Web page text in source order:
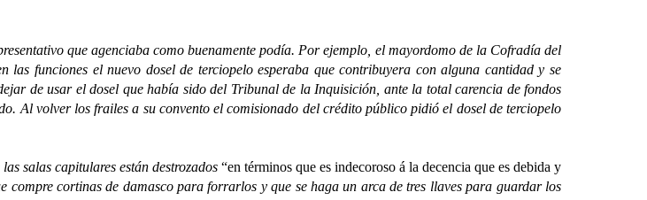
que agenciaba como buenamente podía. Por ejemplo, el mayordomo de la Cofradía del
funciones el nuevo dosel de terciopelo esperaba que contribuyera con alguna cantidad y se
de usar el dosel que había sido del Tribunal de la Inquisición, ante la total carencia de fondos
Al volver los frailes a su convento el comisionado del crédito público pidió el dosel de terciopelo
salas capitulares están destrozados “en términos que es indecoroso á la decencia que es debida y
compre cortinas de damasco para forrarlos y que se haga un arca de tres llaves para guardar los